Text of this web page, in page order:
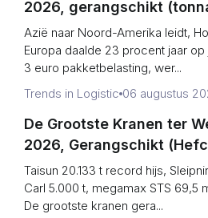
2026, gerangschikt
richting)
Azië naar Noord-Amerika leidt,
Europa daalde 23 procent jaar op
3 euro pakketbelasting, wer...
Trends in Logistic 06 augustus
De Grootste Kranen ter
2026, Gerangschikt
vs. Terminal Output)
Taisun 20.133 t record hijs,
Carl 5.000 t, megamax STS 69,5
De grootste kranen gera...